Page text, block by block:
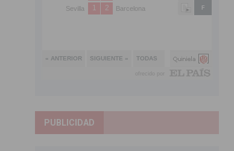
PUBLICIDAD